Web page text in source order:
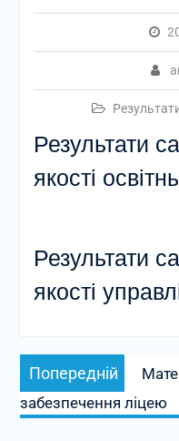
Результати
якості
Результати
якості
Навігація
записів
Попередній
забезпечення ліцею